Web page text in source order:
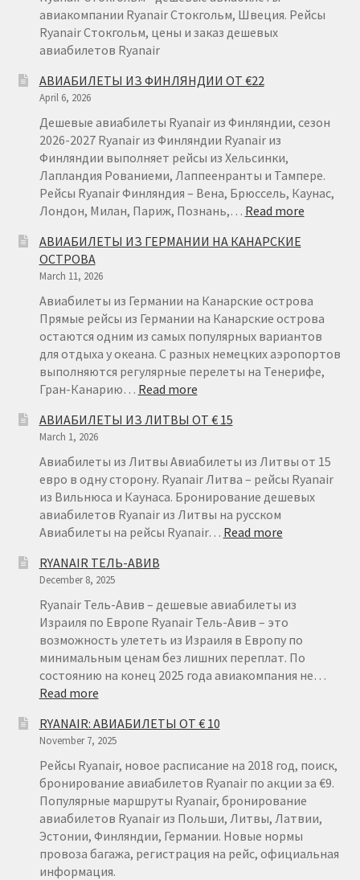
авиакомпании Ryanair Стокгольм, Швеция. Рейсы
Ryanair Стокгольм, цены и заказ дешевых
авиабилетов Ryanair
АВИАБИЛЕТЫ ИЗ ФИНЛЯНДИИ ОТ €22
April 6, 2026
Дешевые авиабилеты Ryanair из Финляндии, сезон
2026-2027 Ryanair из Финляндии Ryanair из
Финляндии выполняет рейсы из Хельсинки,
Лапландия Рованиеми, Лаппеенранты и Тампере.
Рейсы Ryanair Финляндия – Вена, Брюссель, Каунас,
Лондон, Милан, Париж, Познань,… Read more:
€22
АВИАБИЛЕТЫ ИЗ ГЕРМАНИИ НА КАНАРСКИЕ
ОСТРОВА
March 11, 2026
Авиабилеты из Германии на Канарские острова
Прямые рейсы из Германии на Канарские острова
остаются одним из самых популярных вариантов
для отдыха у океана. С разных немецких аэропортов
выполняются регулярные перелеты на Тенерифе,
Гран-Канарию… Read more:
ИЗ
НА
КАНАРСКИЕ
ОСТРОВА
АВИАБИЛЕТЫ ИЗ ЛИТВЫ ОТ € 15
March 1, 2026
Авиабилеты из Литвы Авиабилеты из Литвы от 15
евро в одну сторону. Ryanair Литва – рейсы Ryanair
из Вильнюса и Каунаса. Бронирование дешевых
авиабилетов Ryanair из Литвы на русском
Авиабилеты на рейсы Ryanair… Read more:
ОТ
€
15
RYANAIR ТЕЛЬ-АВИВ
December 8, 2025
Ryanair Тель-Авив – дешевые авиабилеты из
Израиля по Европе Ryanair Тель-Авив – это
возможность улететь из Израиля в Европу по
минимальным ценам без лишних переплат. По
состоянию на конец 2025 года авиакомпания не…
Read more:
ТЕЛЬ-
АВИВ
RYANAIR: АВИАБИЛЕТЫ ОТ € 10
November 7, 2025
Рейсы Ryanair, новое расписание на 2018 год, поиск,
бронирование авиабилетов Ryanair по акции за €9.
Популярные маршруты Ryanair, бронирование
авиабилетов Ryanair из Польши, Литвы, Латвии,
Эстонии, Финляндии, Германии. Новые нормы
провоза багажа, регистрация на рейс, официальная
информация.